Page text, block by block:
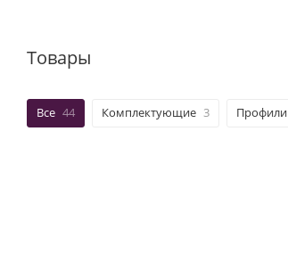
Товары
Все 44 Комплектующие 3 Профили